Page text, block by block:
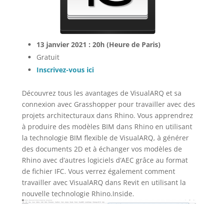
13 janvier 2021 : 20h (Heure de Paris)
Gratuit
Inscrivez-vous ici
Découvrez tous les avantages de VisualARQ et sa
connexion avec Grasshopper pour travailler avec des
projets architecturaux dans Rhino. Vous apprendrez
à produire des modèles BIM dans Rhino en utilisant
la technologie BIM flexible de VisualARQ, à générer
des documents 2D et à échanger vos modèles de
Rhino avec d’autres logiciels d’AEC grâce au format
de fichier IFC. Vous verrez également comment
travailler avec VisualARQ dans Revit en utilisant la
nouvelle technologie Rhino.Inside.